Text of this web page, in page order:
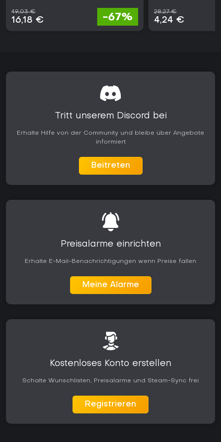
49,03 €
16,18 € -67%
28,27 €
4,24 €
Tritt unserem Discord bei
Erhalte Hilfe von der Community und bleibe über Angebote
informiert
Beitreten
Preisalarme einrichten
Erhalte E-Mail-Benachrichtigungen wenn Preise fallen
Meine Alarme
Kostenloses Konto erstellen
Schalte Wunschlisten, Preisalarme und Steam-Sync frei
Registrieren